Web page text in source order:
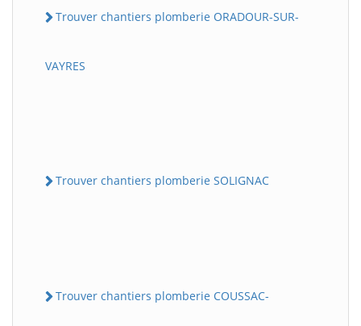
Trouver chantiers plomberie ORADOUR-SUR-
VAYRES
Trouver chantiers plomberie SOLIGNAC
Trouver chantiers plomberie COUSSAC-